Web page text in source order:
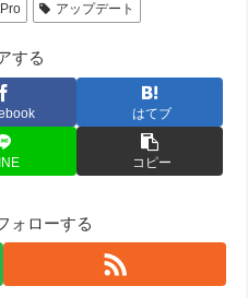
アップデート
する
はてブ
コピー
ォローする